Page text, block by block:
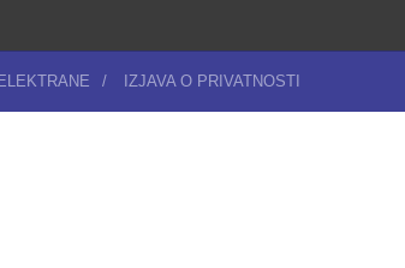
/ IZJAVA O PRIVATNOSTI